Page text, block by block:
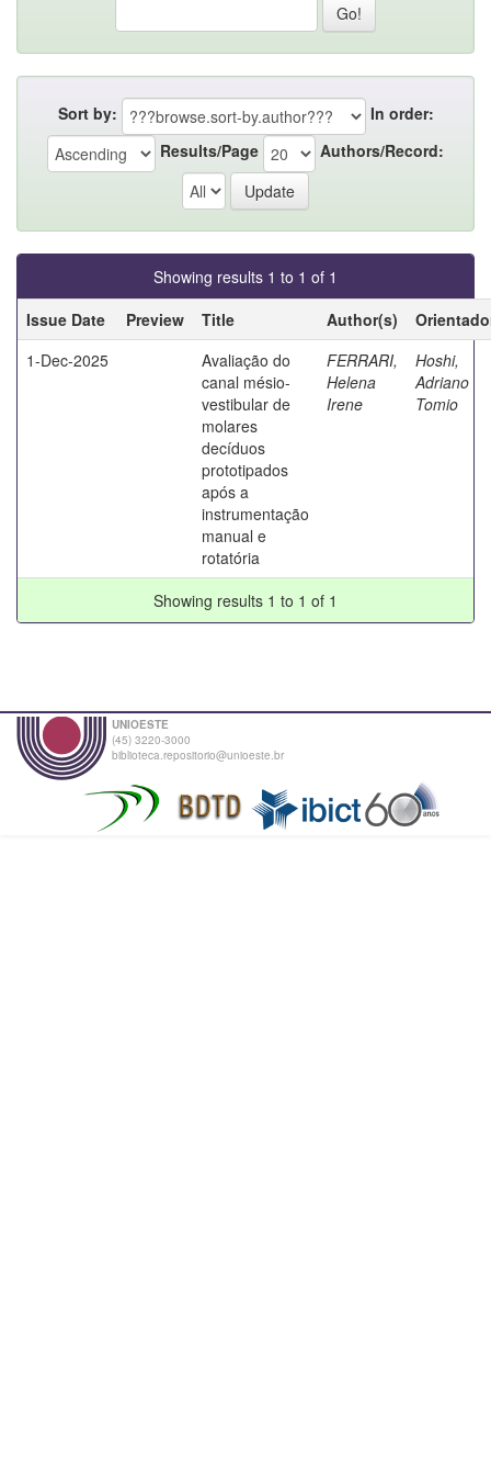
Sort by:
In order:
Results/Page
Authors/Record:
Showing results 1 to 1 of 1
Issue Date
Preview Title Author(s)
1-Dec-2025
Avaliação do
canal mésio-
vestibular de
molares
decíduos
prototipados
após a
instrumentação
manual e
rotatória
FERRARI,
Helena
Irene
Hoshi,
Adriano
Tomio
Showing results 1 to 1 of 1
UNIOESTE
(45) 3220-3000
biblioteca.repositorio@unioeste.br